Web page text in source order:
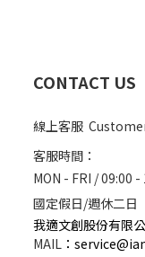
CONTACT US
線上客服
客服時間：
MON - FRI / 09:00 -
國定假日/週休二日
我適文創股份有限
MAIL ：